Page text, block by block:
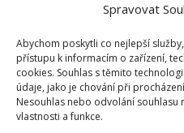
Spravovat
Abychom poskytli co nejlepší
přístupu k informacím o zařízení,
cookies. Souhlas s těmito
údaje, jako je chování při
Nesouhlas nebo odvolání souhlasu
vlastnosti a funkce.
svolení si ho prosím nepůjčujte.